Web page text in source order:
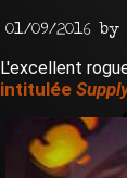
01/09/2016 by
L'excellent
intitulée